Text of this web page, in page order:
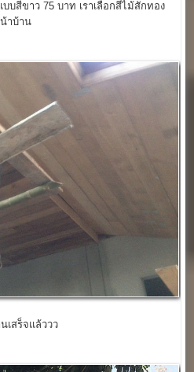
บสีขาว 75 บาท เราเลือกสีไม้สักทอง
าบ้าน
เสร็จแล้ววว